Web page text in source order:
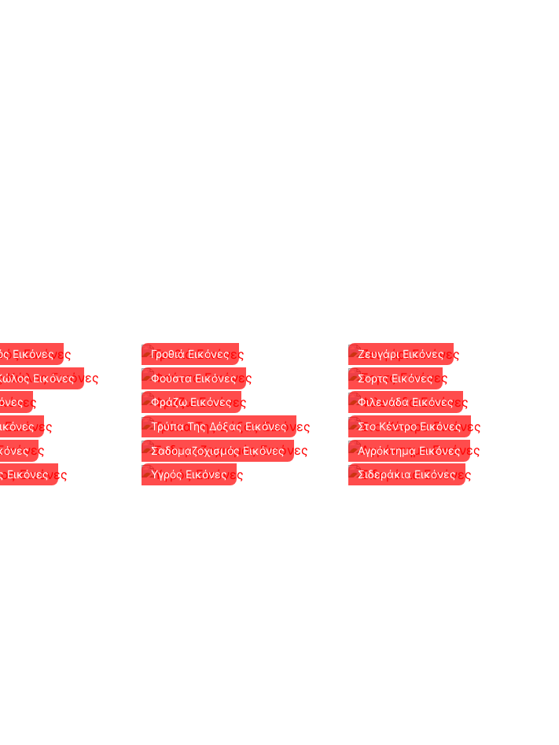
Εικόνες
Εικόνες
Εικόνες
Γροθιά Εικόνες
Φούστα Εικόνες
Φράζω Εικόνες
Τρύπα Της Δόξας Εικόνες
Σαδομαζοχισμός Εικόνες
Υγρός Εικόνες
Ζευγάρι Εικόνες
Σορτς Εικόνες
Φιλενάδα Εικόνες
Στο Κέντρο Εικόνες
Αγρόκτημα Εικόνες
Σιδεράκια Εικόνες